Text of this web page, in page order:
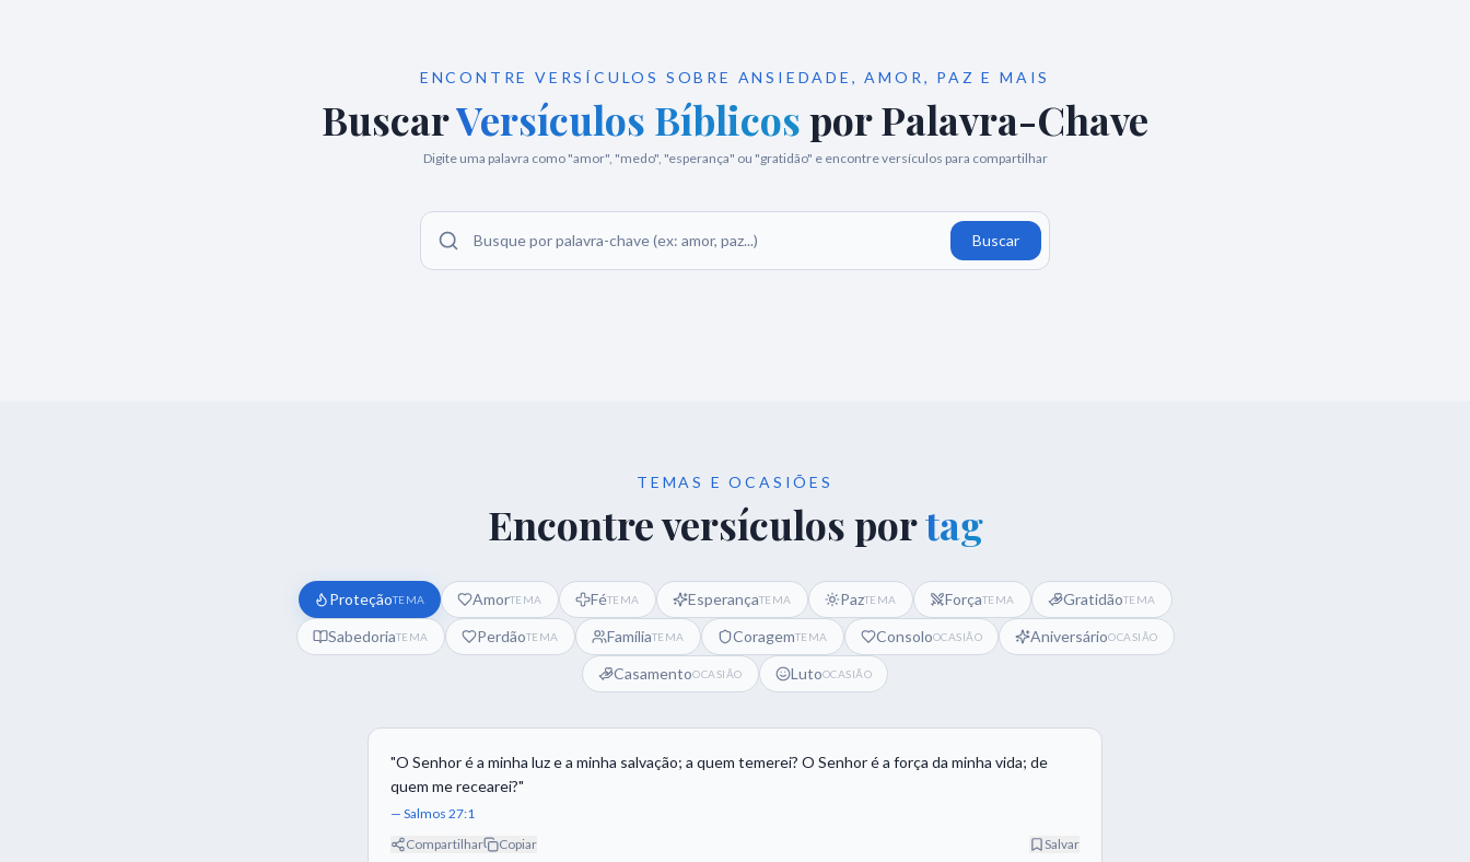
ENCONTRE VERSÍCULOS SOBRE ANSIEDADE, AMOR, PAZ E MAIS
BuscarVersículos Bíblicospor Palavra-Chave
Digite uma palavra como "amor", "medo", "esperança" ou "gratidão" e encontre versículos para compartilhar
Buscar
TEMAS E OCASIÕES
Encontre versículos portag
ProteçãoTEMA AmorTEMA FéTEMA EsperançaTEMA PazTEMA ForçaTEMA GratidãoTEMA
SabedoriaTEMA PerdãoTEMA FamíliaTEMA CoragemTEMA ConsoloOCASIÃO AniversárioOCASIÃO
CasamentoOCASIÃO LutoOCASIÃO
"O Senhor é a minha luz e a minha salvação; a quem temerei? O Senhor é a força da minha vida; de
quem me recearei?"
— Salmos 27:1
Compartilhar
Copiar Salvar